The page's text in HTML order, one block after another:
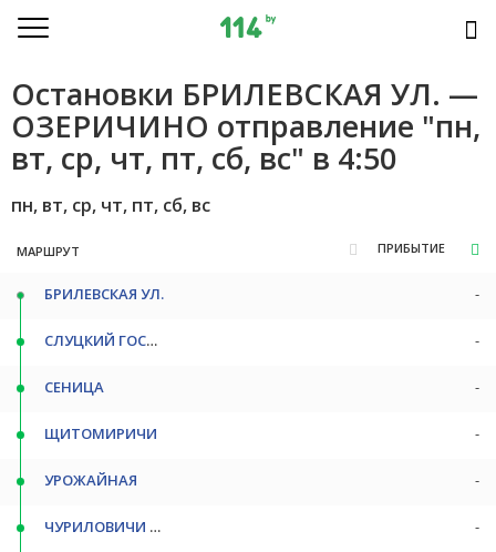
Остановки БРИЛЕВСКАЯ УЛ. —
ОЗЕРИЧИНО отправление "пн,
вт, ср, чт, пт, сб, вс" в 4:50
пн, вт, ср, чт, пт, сб, вс
МАРШРУТ ПРИБЫТИЕ
БРИЛЕВСКАЯ УЛ. -
СЛУЦКИЙ ГОСТИНЕЦ -
СЕНИЦА -
ЩИТОМИРИЧИ -
УРОЖАЙНАЯ -
ЧУРИЛОВИЧИ ПОВ -